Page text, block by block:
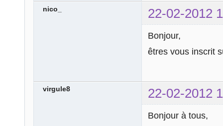
nico_ 22-02-2012
Bonjour,
êtres vous inscrit
virgule8 22-02-2012
Bonjour à tous,